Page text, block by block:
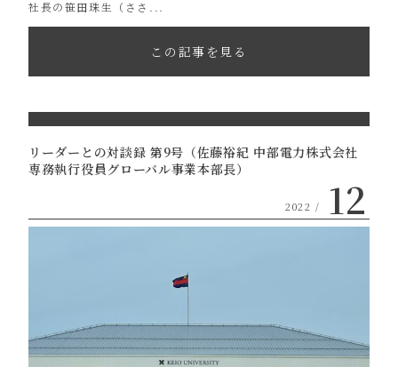
社長の笹田珠生（ささ...
この記事を見る
リーダーとの対談録 第9号（佐藤裕紀 中部電力株式会社
専務執行役員グローバル事業本部長）
2022 / 12